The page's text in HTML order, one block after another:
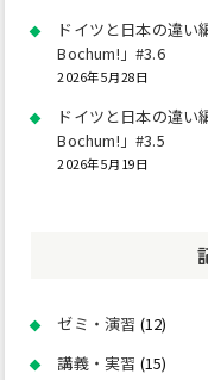
ドイツと日本の違い
Bochum!」#3.6
2026年5月28日
ドイツと日本の違い
Bochum!」#3.5
2026年5月19日
ゼミ・演習 (12)
講義・実習 (15)